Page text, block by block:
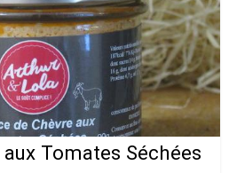
Tomates Séchées